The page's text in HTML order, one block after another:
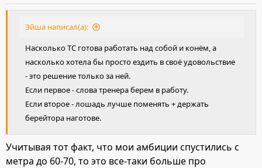
и
Эйша написал(а):
Насколько ТС готова работать над собой и конём, а
насколько хотела бы просто ездить в своё удовольствие
- это решение только за ней.
Если первое - слова тренера берем в работу.
Если второе - лошадь лучше поменять + держать
берейтора наготове.
Учитывая тот факт, что мои амбиции спустились с
метра до 60-70, то это все-таки больше про